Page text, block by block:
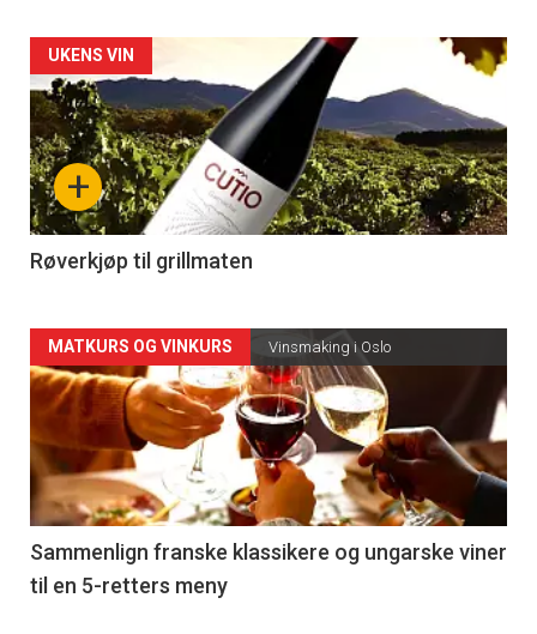
Forsiden
akkurat
nå
-
4
+
UKENS VIN
Røverkjøp til grillmaten
Forsiden
akkurat
nå
-
5
MATKURS OG VINKURS Vinsmaking i Oslo
Sammenlign franske klassikere og ungarske viner
til en 5-retters meny